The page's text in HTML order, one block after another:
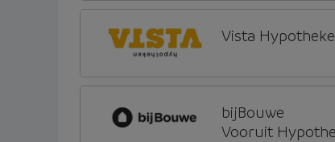
Vista
bijBouwe
Vooruit